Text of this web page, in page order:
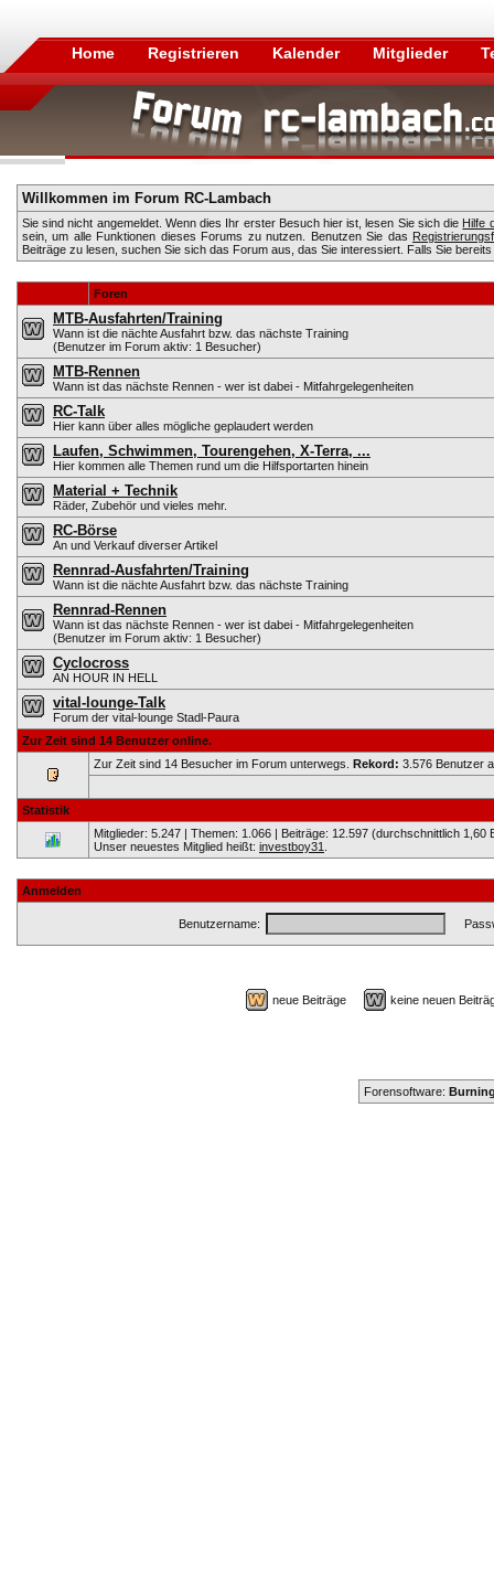
Home Registrieren Kalender Mitglieder
Willkommen im Forum RC-Lambach
Sie sind nicht angemeldet. Wenn dies Ihr erster Besuch hier ist, lesen Sie sich die Hilfe
sein, um alle Funktionen dieses Forums zu nutzen. Benutzen Sie das
Beiträge zu lesen, suchen Sie sich das Forum aus, das Sie interessiert. Falls Sie
Foren
MTB-Ausfahrten/Training
Wann ist die nächte Ausfahrt bzw. das nächste Training
(Benutzer im Forum aktiv: 1 Besucher)
MTB-Rennen
Wann ist das nächste Rennen - wer ist dabei - Mitfahrgelegenheiten
RC-Talk
Hier kann über alles mögliche geplaudert werden
Laufen, Schwimmen, Tourengehen, X-Terra, ...
Hier kommen alle Themen rund um die Hilfsportarten hinein
Material + Technik
Räder, Zubehör und vieles mehr.
RC-Börse
An und Verkauf diverser Artikel
Rennrad-Ausfahrten/Training
Wann ist die nächte Ausfahrt bzw. das nächste Training
Rennrad-Rennen
Wann ist das nächste Rennen - wer ist dabei - Mitfahrgelegenheiten
(Benutzer im Forum aktiv: 1 Besucher)
Cyclocross
AN HOUR IN HELL
vital-lounge-Talk
Forum der vital-lounge Stadl-Paura
Zur Zeit sind 14 Benutzer online.
Zur Zeit sind 14 Besucher im Forum unterwegs. Rekord: 3.576 Benutzer
Statistik
Mitglieder: 5.247 | Themen: 1.066 | Beiträge: 12.597 (durchschnittlich 1,60
Unser neuestes Mitglied heißt: investboy31
Anmelden
Benutzername:
neue Beiträge keine neuen
Forensoftware: